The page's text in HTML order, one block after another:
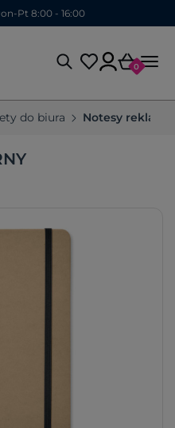
Pt 8:00 - 16:00
0
do biura Notesy